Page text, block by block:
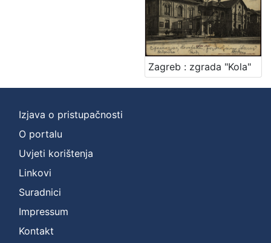
Zagreb : zgrada "Kola"
Izjava o pristupačnosti
O portalu
Uvjeti korištenja
Linkovi
Suradnici
Impressum
Kontakt